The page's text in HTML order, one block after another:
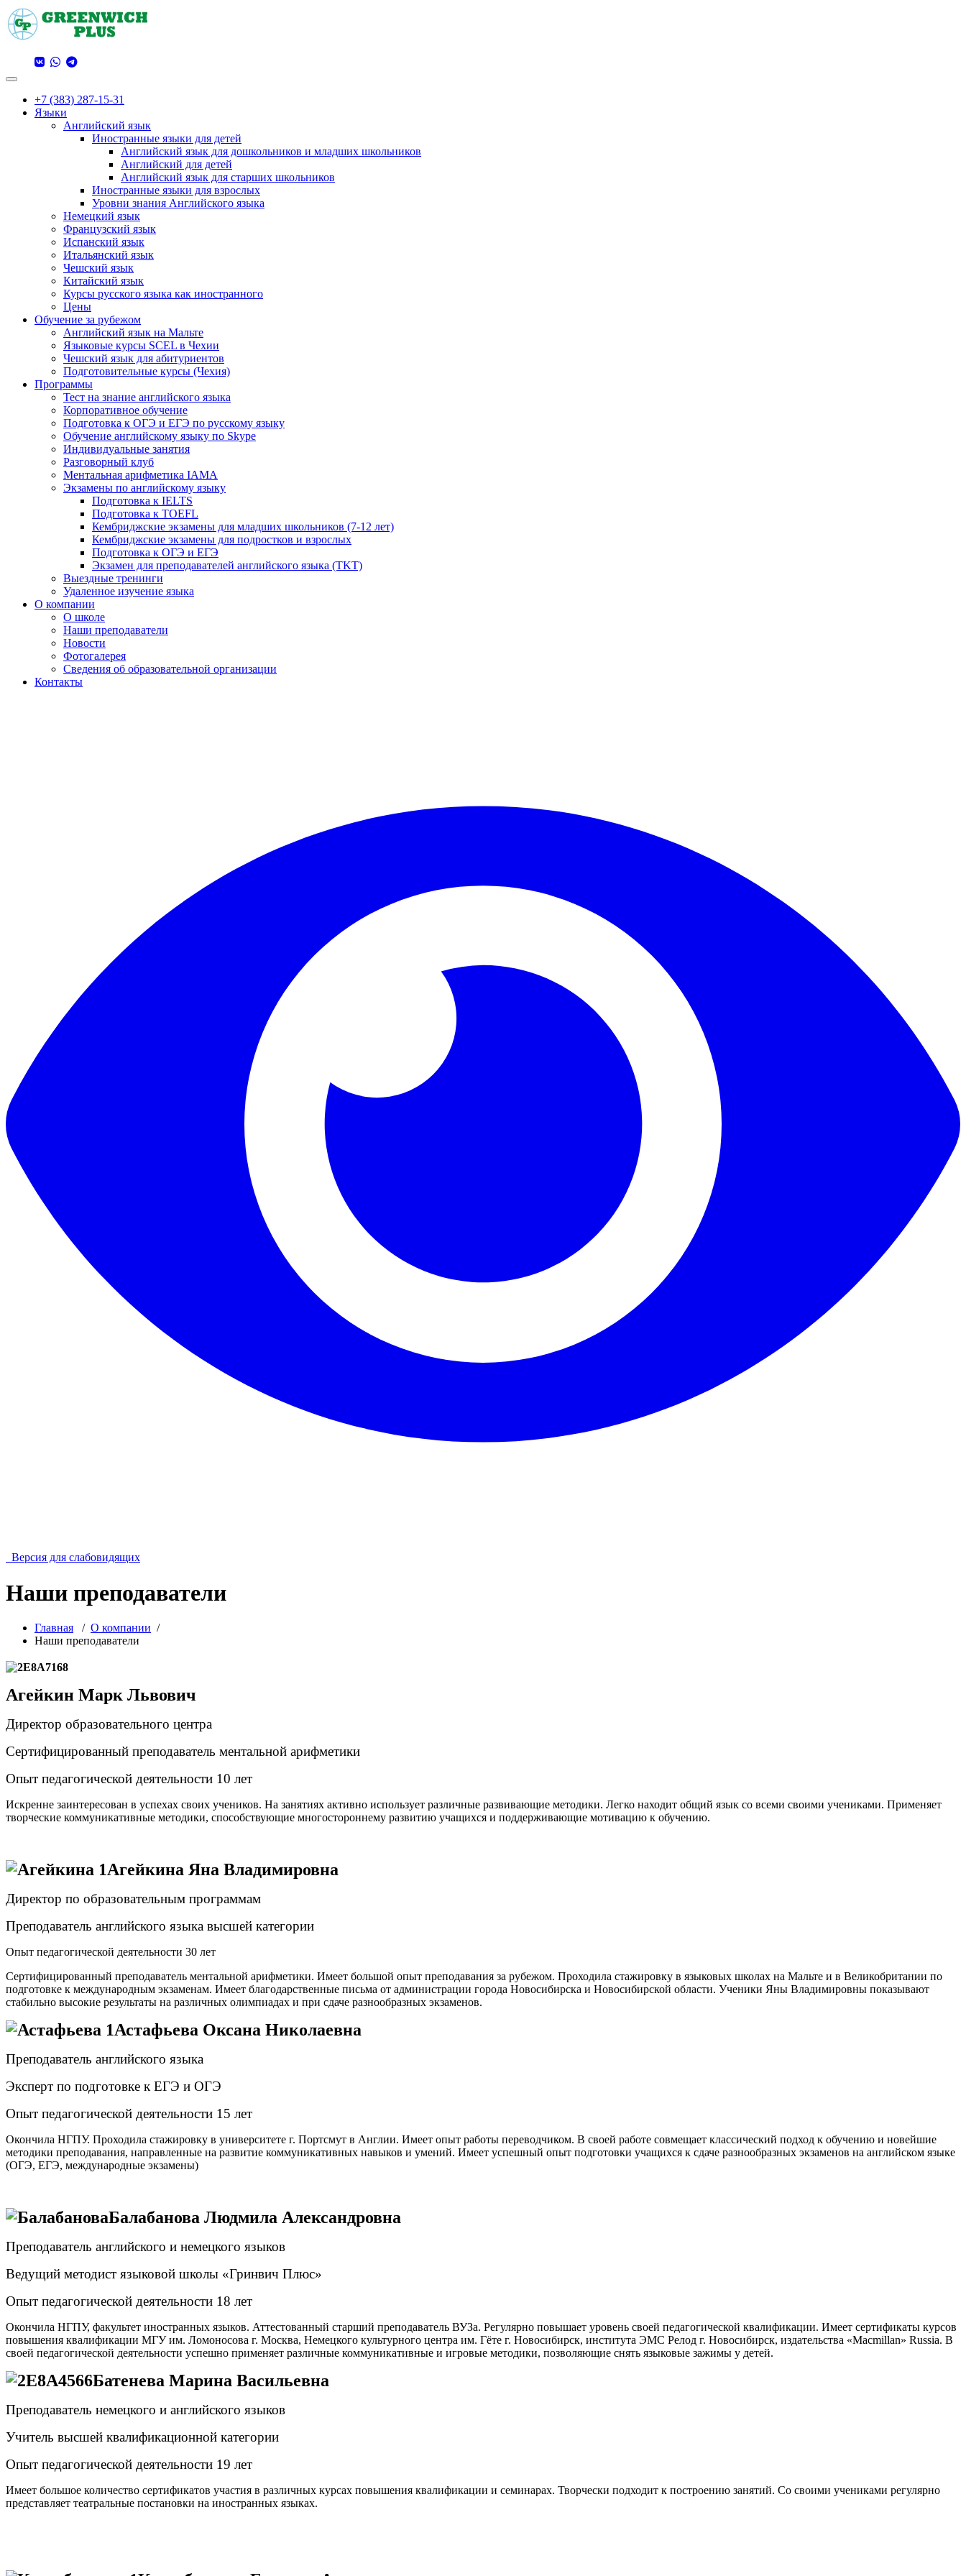
Toggle navigation
+7 (383) 287-15-31
Языки
Английский язык
Иностранные языки для детей
Английский язык для дошкольников и младших школьников
Английский для детей
Английский язык для старших школьников
Иностранные языки для взрослых
Уровни знания Английского языка
Немецкий язык
Французский язык
Испанский язык
Итальянский язык
Чешский язык
Китайский язык
Курсы русского языка как иностранного
Цены
Обучение за рубежом
Английский язык на Мальте
Языковые курсы SCEL в Чехии
Чешский язык для абитуриентов
Подготовительные курсы (Чехия)
Программы
Тест на знание английского языка
Корпоративное обучение
Подготовка к ОГЭ и ЕГЭ по русскому языку
Обучение английскому языку по Skype
Индивидуальные занятия
Разговорный клуб
Ментальная арифметика IAMA
Экзамены по английскому языку
Подготовка к IELTS
Подготовка к TOEFL
Кембриджские экзамены для младших школьников (7-12 лет)
Кембриджские экзамены для подростков и взрослых
Подготовка к ОГЭ и ЕГЭ
Экзамен для преподавателей английского языка (TKT)
Выездные тренинги
Удаленное изучение языка
О компании
О школе
Наши преподаватели
Новости
Фотогалерея
Сведения об образовательной организации
Контакты
Версия для слабовидящих
Наши преподаватели
Главная / О компании /
Наши преподаватели
Агейкин Марк Львович
Директор образовательного центра
Сертифицированный преподаватель ментальной арифметики
Опыт педагогической деятельности 10 лет
Искренне заинтересован в успехах своих учеников. На занятиях активно использует различные развивающие методики. Легко находит общий язык со всеми своими учениками. Применяет
творческие коммуникативные методики, способствующие многостороннему развитию учащихся и поддерживающие мотивацию к обучению.
Агейкина Яна Владимировна
Директор по образовательным программам
Преподаватель английского языка высшей категории
Опыт педагогической деятельности 30 лет
Сертифицированный преподаватель ментальной арифметики. Имеет большой опыт преподавания за рубежом. Проходила стажировку в языковых школах на Мальте и в Великобритании по
подготовке к международным экзаменам. Имеет благодарственные письма от администрации города Новосибирска и Новосибирской области. Ученики Яны Владимировны показывают
стабильно высокие результаты на различных олимпиадах и при сдаче разнообразных экзаменов.
Астафьева Оксана Николаевна
Преподаватель английского языка
Эксперт по подготовке к ЕГЭ и ОГЭ
Опыт педагогической деятельности 15 лет
Окончила НГПУ. Проходила стажировку в университете г. Портсмут в Англии. Имеет опыт работы переводчиком. В своей работе совмещает классический подход к обучению и новейшие
методики преподавания, направленные на развитие коммуникативных навыков и умений. Имеет успешный опыт подготовки учащихся к сдаче разнообразных экзаменов на английском языке
(ОГЭ, ЕГЭ, международные экзамены)
Балабанова Людмила Александровна
Преподаватель английского и немецкого языков
Ведущий методист языковой школы «Гринвич Плюс»
Опыт педагогической деятельности 18 лет
Окончила НГПУ, факультет иностранных языков. Аттестованный старший преподаватель ВУЗа. Регулярно повышает уровень своей педагогической квалификации. Имеет сертификаты курсов
повышения квалификации МГУ им. Ломоносова г. Москва, Немецкого культурного центра им. Гёте г. Новосибирск, института ЭМС Релод г. Новосибирск, издательства «Macmillan» Russia. В
своей педагогической деятельности успешно применяет различные коммуникативные и игровые методики, позволяющие снять языковые зажимы у детей.
Батенева Марина Васильевна
Преподаватель немецкого и английского языков
Учитель высшей квалификационной категории
Опыт педагогической деятельности 19 лет
Имеет большое количество сертификатов участия в различных курсах повышения квалификации и семинарах. Творчески подходит к построению занятий. Со своими учениками регулярно
представляет театральные постановки на иностранных языках.